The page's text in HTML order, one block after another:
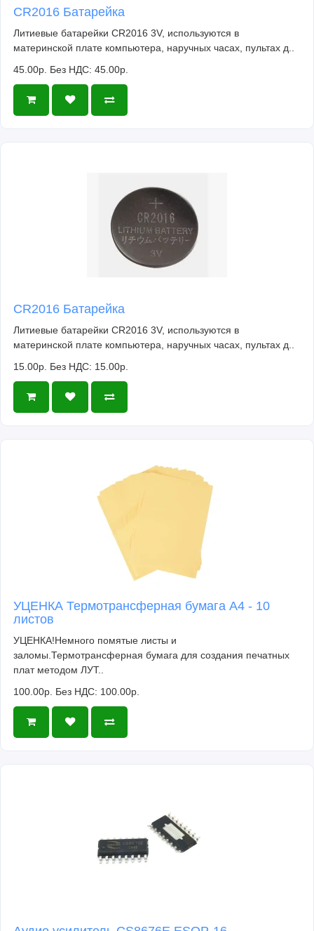
CR2016 Батарейка
Литиевые батарейки CR2016 3V, используются в
материнской плате компьютера, наручных часах, пультах д..
45.00р. Без НДС: 45.00р.
CR2016 Батарейка
Литиевые батарейки CR2016 3V, используются в
материнской плате компьютера, наручных часах, пультах д..
15.00р. Без НДС: 15.00р.
УЦЕНКА Термотрансферная бумага А4 - 10
листов
УЦЕНКА!Немного помятые листы и
заломы.Термотрансферная бумага для создания печатных
плат методом ЛУТ..
100.00р. Без НДС: 100.00р.